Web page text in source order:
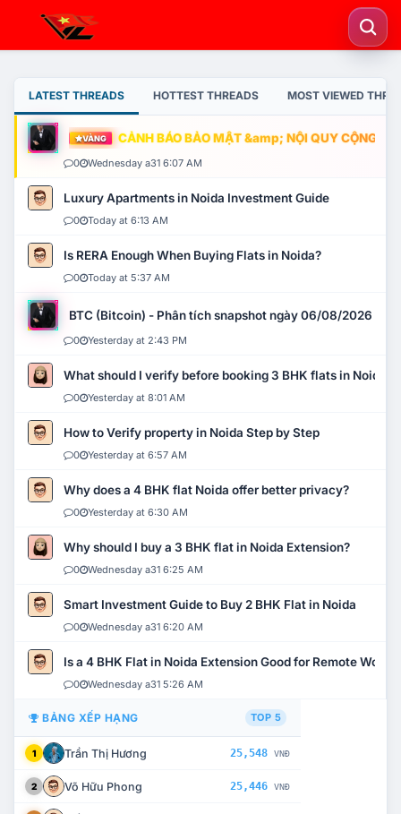
LATEST THREADS HOTTEST THREADS MOST VIEWED
VÀNG CẢNH BÁO BẢO MẬT &amp; NỘI QUY CỘNG
0 Wednesday a31 6:07 AM
Luxury Apartments in Noida Investment Guide
0 Today at 6:13 AM
Is RERA Enough When Buying Flats in Noida?
0 Today at 5:37 AM
BTC (Bitcoin) - Phân tích snapshot ngày 06/08/2026
0 Yesterday at 2:43 PM
What should I verify before booking 3 BHK flats in Noida?
0 Yesterday at 8:01 AM
How to Verify property in Noida Step by Step
0 Yesterday at 6:57 AM
Why does a 4 BHK flat Noida offer better privacy?
0 Yesterday at 6:30 AM
Why should I buy a 3 BHK flat in Noida Extension?
0 Wednesday a31 6:25 AM
Smart Investment Guide to Buy 2 BHK Flat in Noida
0 Wednesday a31 6:20 AM
Is a 4 BHK Flat in Noida Extension Good for Remote Work?
0 Wednesday a31 5:26 AM
BẢNG XẾP HẠNG TOP 5
1 Trần Thị Hương 25,548 VNĐ
2 Võ Hữu Phong 25,446 VNĐ